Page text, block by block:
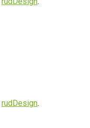
rudDesign.